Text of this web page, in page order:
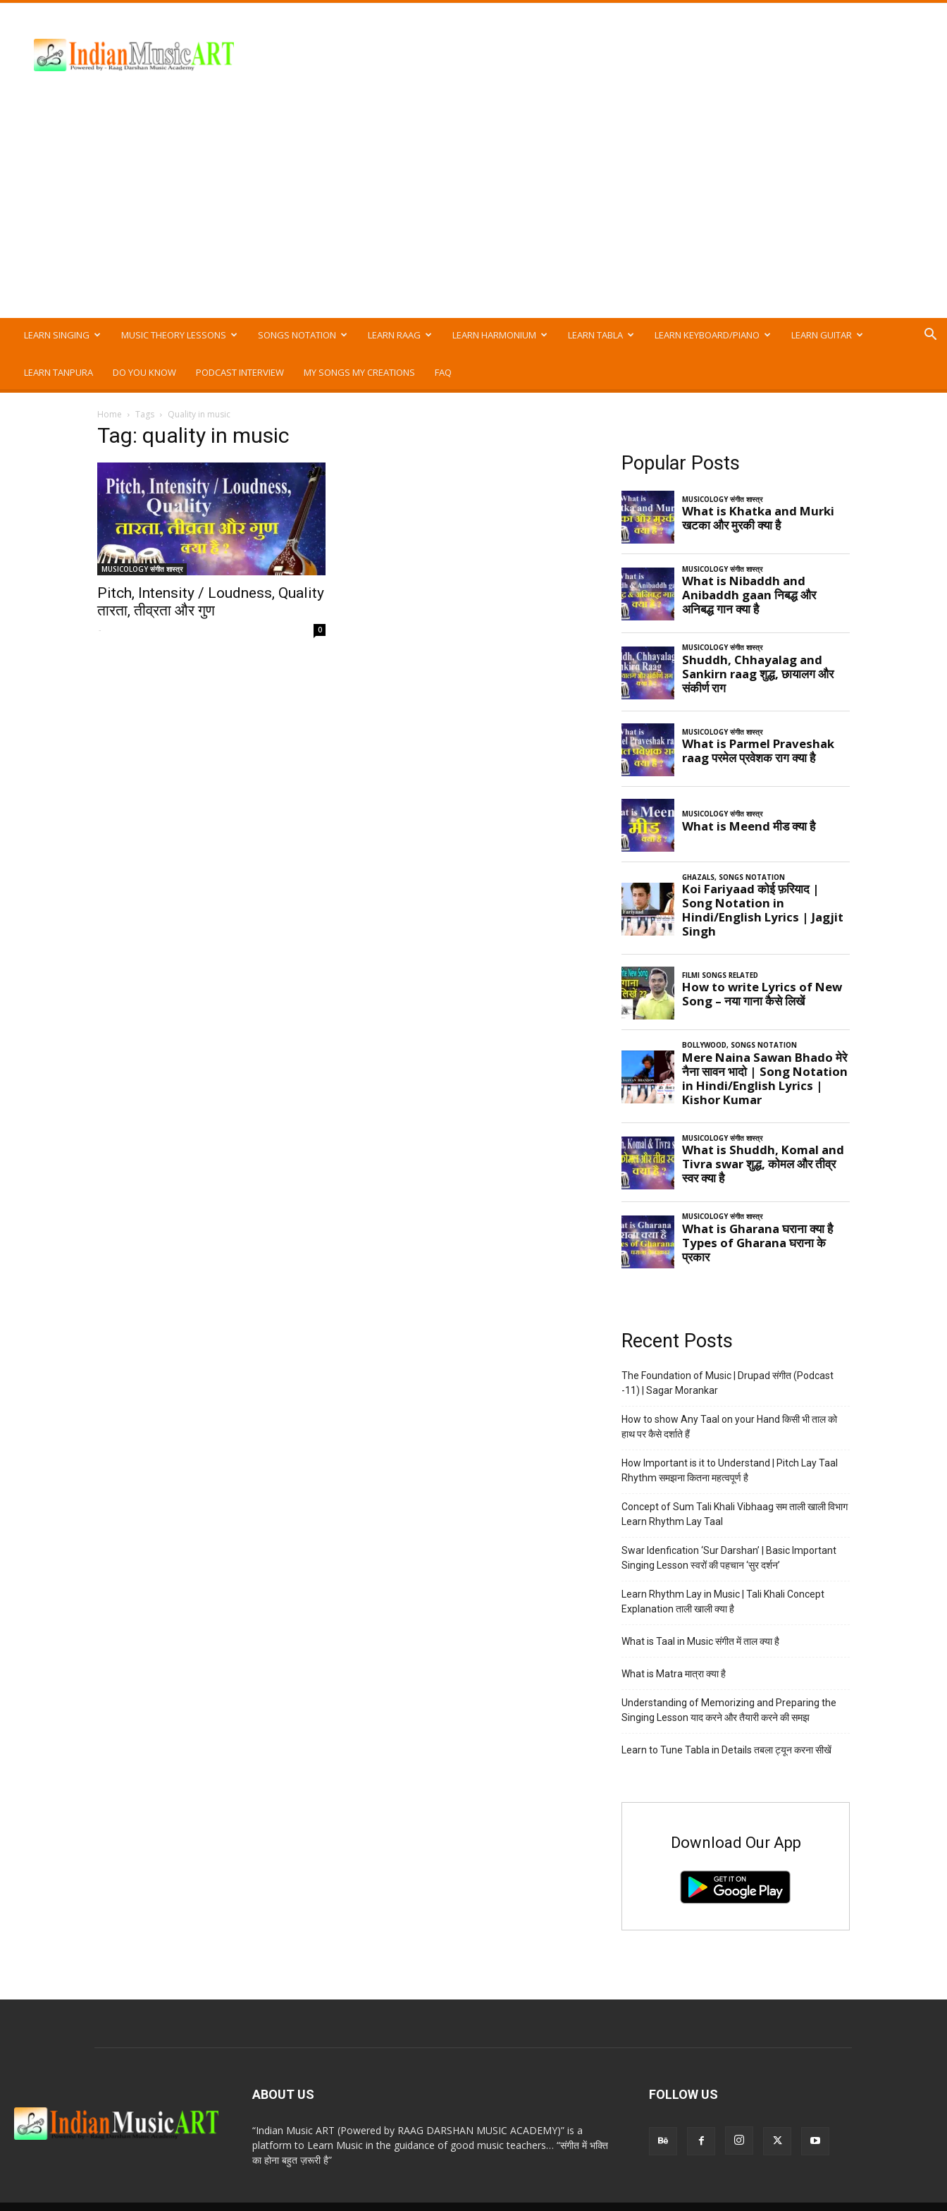
Music
ART
LEARN SINGING MUSIC THEORY LESSONS SONGS NOTATION LEARN RAAG LEARN HARMONIUM LEARN TABLA LEARN KEYBOARD/PIANO LEARN GUITAR
LEARN TANPURA DO YOU KNOW PODCAST INTERVIEW MY SONGS MY CREATIONS FAQ
Home Tags Quality in music
Tag: quality in music
MUSICOLOGY संगीत शास्त्र
Pitch, Intensity / Loudness, Quality
तारता, तीव्रता और गुण
- 0
Popular Posts
Recent Posts
The Foundation of Music | Drupad संगीत (Podcast
-11) | Sagar Morankar
How to show Any Taal on your Hand किसी भी ताल को
हाथ पर कैसे दर्शाते हैं
How Important is it to Understand | Pitch Lay Taal
Rhythm समझना कितना महत्वपूर्ण है
Concept of Sum Tali Khali Vibhaag सम ताली खाली विभाग
Learn Rhythm Lay Taal
Swar Idenfication ‘Sur Darshan’ | Basic Important
Singing Lesson स्वरों की पहचान ‘सुर दर्शन’
Learn Rhythm Lay in Music | Tali Khali Concept
Explanation ताली खाली क्या है
What is Taal in Music संगीत में ताल क्या है
What is Matra मात्रा क्या है
Understanding of Memorizing and Preparing the
Singing Lesson याद करने और तैयारी करने की समझ
Learn to Tune Tabla in Details तबला ट्यून करना सीखें
Download Our App
ABOUT US
“Indian Music ART (Powered by RAAG DARSHAN MUSIC ACADEMY)” is a
platform to Learn Music in the guidance of good music teachers… “संगीत में भक्ति
का होना बहुत ज़रूरी है”
FOLLOW US